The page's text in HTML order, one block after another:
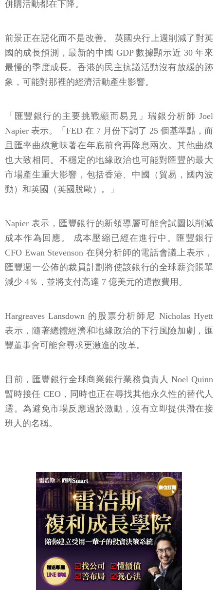
併購活動都在下降。
前景正在惡化而不是改善。 英國央行上週削減了對英
國的成長預測，最新的中國 GDP 數據顯示近 30 年來
最慢的季度成長。香港的民主抗議活動沒有放緩的跡
象，可能對那裡的經濟活動產生影響。
「匯豐銀行的主要挑戰顯而易見」瑞銀分析師 Joel
Napier 表示。「FED 在 7 月份下調了 25 個基準點，而
且匯率曲線意味著在年底前會再降息兩次。其他曲線
也大致相同。不穩定的地緣政治也可能對匯豐的最大
市場產生重大影響，包括香港、中國（貿易，國內波
動）和英國（英國脫歐）。」
Napier 表示，匯豐銀行的新領導層可能會試圖以削減
成本作為回應。 成本壓縮已經在進行中。匯豐銀行
CFO Ewan Stevenson 在與分析師的電話會議上表示，
匯豐週一公佈的裁員計劃將使該銀行的全球薪資賬單
減少 4％，並將支付高達 7 億美元的遣散費用。
Hargreaves Lansdown 的股票分析師尼 Nicholas Hyett
表示，隨著總體經濟和地緣政治的下行風險加劇，匯
豐董事會可能會尋求更激進的改革。
目前，匯豐銀行全球商業銀行業務負責人 Noel Quinn
暫時接任 CEO，同時也正在尋找其他永久性的替代人
選。為避免市場反應過於激動，沒有立即提供潛在接
班人的名稱。